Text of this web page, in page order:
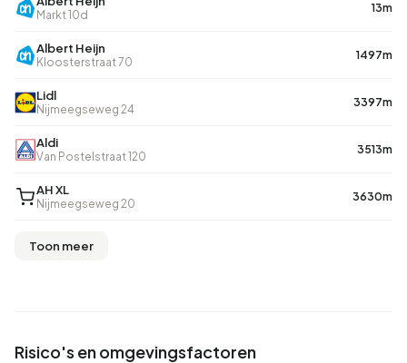
Markt 10d
13m
Albert Heijn
Kloosterstraat 70
1497m
Lidl
Nijmeegseweg 24
3397m
Aldi
Van Postelstraat 120
3513m
AH XL
Nijmeegseweg 20
3630m
Toon meer
Risico's en omgevingsfactoren